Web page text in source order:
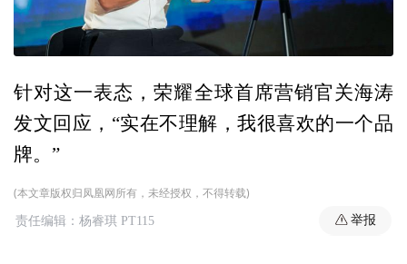
针对这一表态，荣耀全球首席营销官关海涛
发文回应，“实在不理解，我很喜欢的一个品
牌。”
(本文章版权归凤凰网所有，未经授权，不得转载)
责任编辑：杨睿琪 PT115 举报